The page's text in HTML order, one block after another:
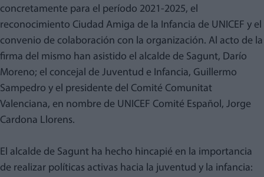
concretamente para el período 2021-2025, el
reconocimiento Ciudad Amiga de la Infancia de UNICEF y el
convenio de colaboración con la organización. Al acto de la
firma del mismo han asistido el alcalde de Sagunt, Darío
Moreno; el concejal de Juventud e Infancia, Guillermo
Sampedro y el presidente del Comité Comunitat
Valenciana, en nombre de UNICEF Comité Español, Jorge
Cardona Llorens.
El alcalde de Sagunt ha hecho hincapié en la importancia
de realizar políticas activas hacia la juventud y la infancia: